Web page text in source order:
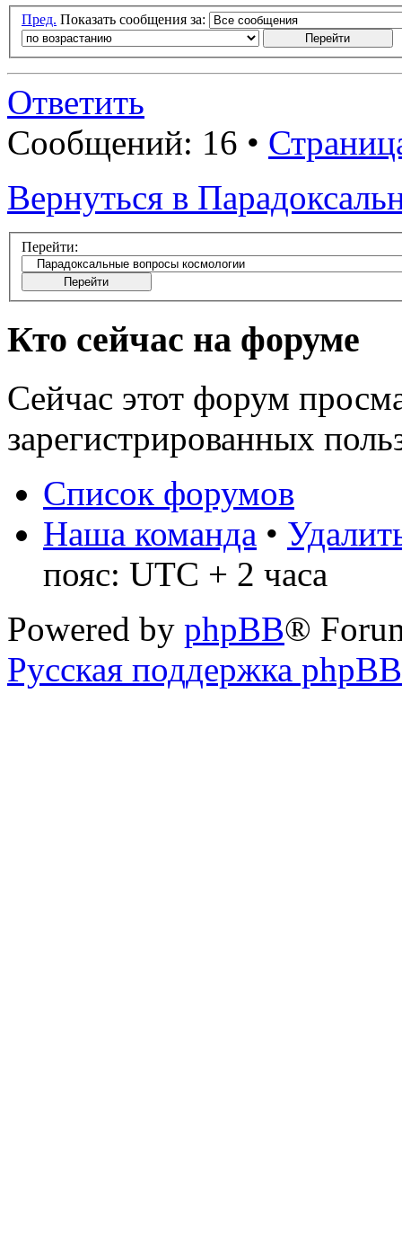
Пред. Показать сообщения за:
Ответить
Сообщений: 16 •
Вернуться в
Перейти:
Кто сейчас на форуме
Сейчас этот форум
зарегистрированных
Список форумов
Наша команда •
пояс: UTC + 2 часа
Powered by phpBB®
Русская поддержка phpBB